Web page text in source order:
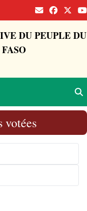
DU PEUPLE DU
votées